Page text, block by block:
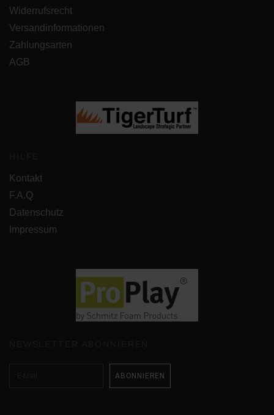
Widerrufsrecht
Versandinformationen
Zahlungsarten
AGB
Kontakt
F.A.Q
Datenschutz
Impressum